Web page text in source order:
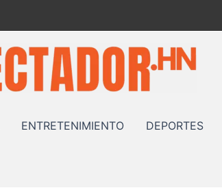
ENTRETENIMIENTO DEPORTES